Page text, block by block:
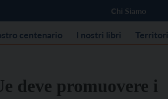
Chi Siamo
centenario I nostri libri Territori
deve promuovere i